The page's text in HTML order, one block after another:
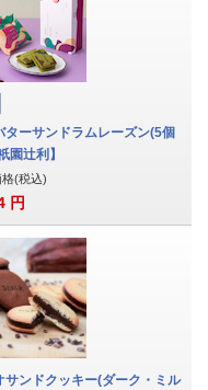
ターサンドラムレーズン(5個
園辻利】
格(税込)
円
サンドクッキー(ダーク・ミル